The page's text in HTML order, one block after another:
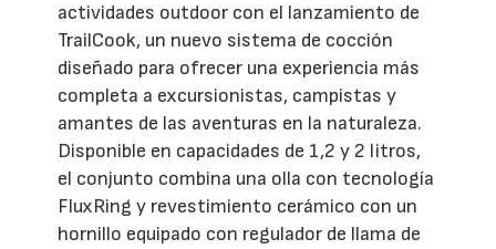
actividades outdoor con el lanzamiento de
TrailCook, un nuevo sistema de cocción
diseñado para ofrecer una experiencia más
completa a excursionistas, campistas y
amantes de las aventuras en la naturaleza.
Disponible en capacidades de 1,2 y 2 litros,
el conjunto combina una olla con tecnología
FluxRing y revestimiento cerámico con un
hornillo equipado con regulador de llama de